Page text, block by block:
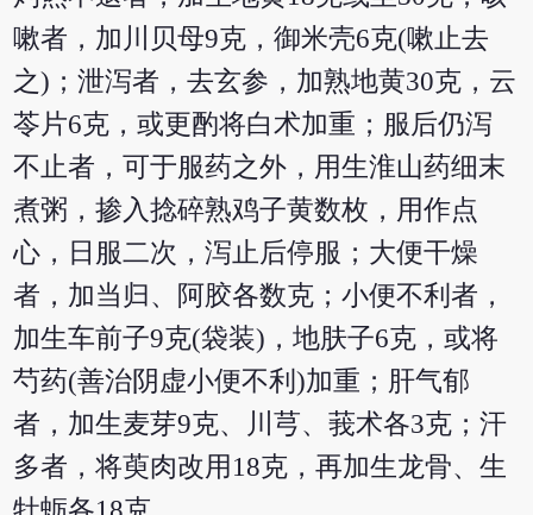
嗽者，加川贝母9克，御米壳6克(嗽止去
之)；泄泻者，去玄参，加熟地黄30克，云
苓片6克，或更酌将白术加重；服后仍泻
不止者，可于服药之外，用生淮山药细末
煮粥，掺入捻碎熟鸡子黄数枚，用作点
心，日服二次，泻止后停服；大便干燥
者，加当归、阿胶各数克；小便不利者，
加生车前子9克(袋装)，地肤子6克，或将
芍药(善治阴虚小便不利)加重；肝气郁
者，加生麦芽9克、川芎、莪术各3克；汗
多者，将萸肉改用18克，再加生龙骨、生